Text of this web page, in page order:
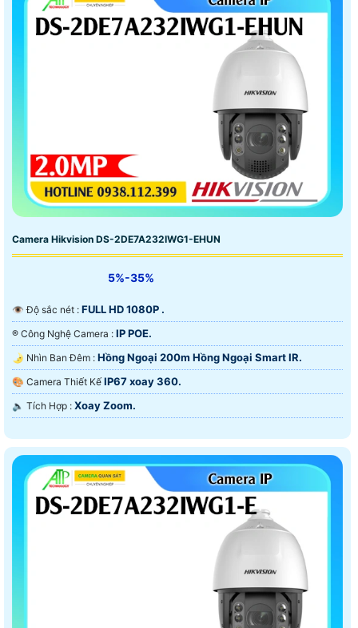
Camera Hikvision DS-2DE7A232IWG1-EHUN
5%-35%
👁 Độ sắc nét : FULL HD 1080P .
®️ Công Nghệ Camera : IP POE.
🌛 Nhìn Ban Đêm : Hồng Ngoại 200m Hồng Ngoại Smart IR.
🎨 Camera Thiết Kế IP67 xoay 360.
️🔈 Tích Hợp : Xoay Zoom.